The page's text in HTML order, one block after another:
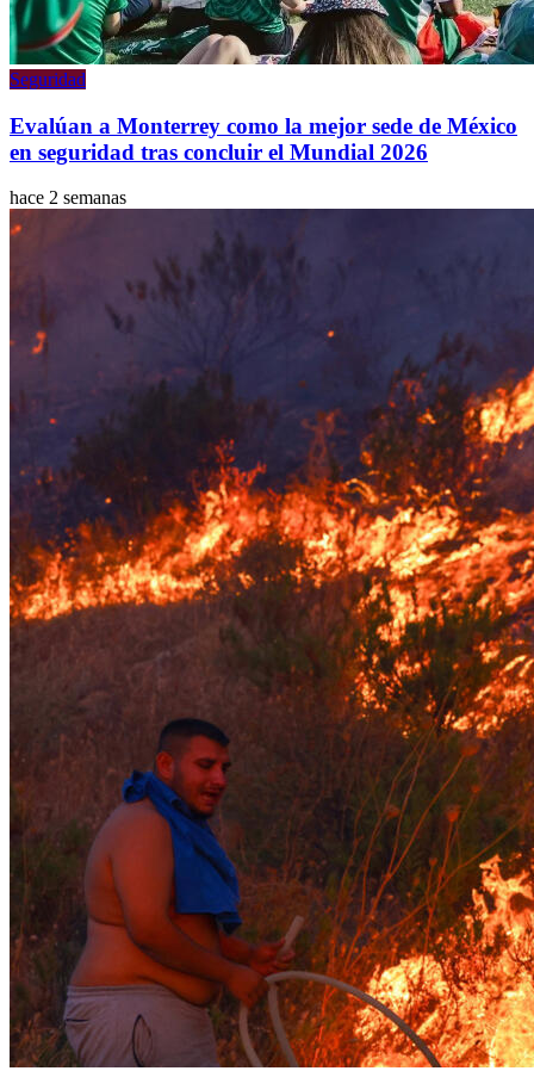
Seguridad
Evalúan a Monterrey como la mejor sede de México
en seguridad tras concluir el Mundial 2026
hace 2 semanas